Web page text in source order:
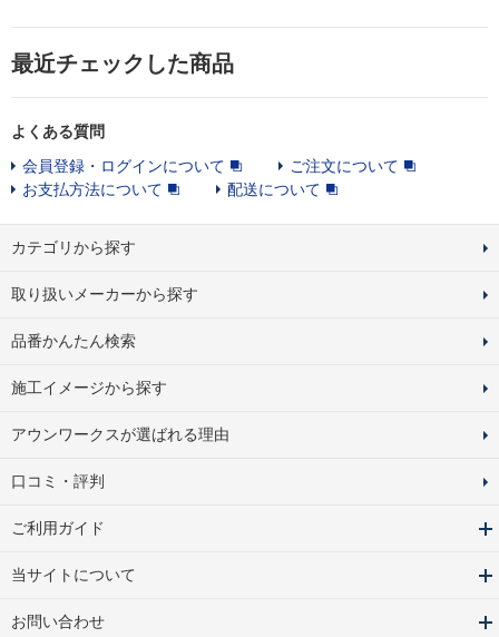
最近チェックした商品
よくある質問
会員登録・ログインについて
ご注文について
お支払方法について
配送について
カテゴリから探す
取り扱いメーカーから探す
品番かんたん検索
施工イメージから探す
アウンワークスが選ばれる理由
口コミ・評判
ご利用ガイド
当サイトについて
お問い合わせ